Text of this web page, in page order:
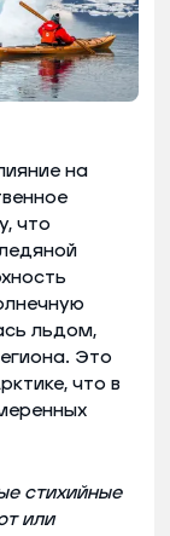
на
что
льдом,
Это
что в
стихийные
или